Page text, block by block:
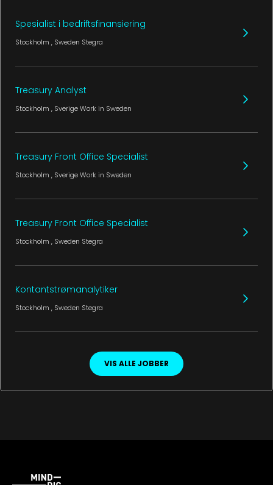
Spesialist i bedriftsfinansiering
Stockholm , Sweden Stegra
Treasury Analyst
Stockholm , SverigeWork in Sweden
Treasury Front Office Specialist
Stockholm , SverigeWork in Sweden
Treasury Front Office Specialist
Stockholm , Sweden Stegra
Kontantstrømanalytiker
Stockholm , Sweden Stegra
VIS ALLE JOBBER